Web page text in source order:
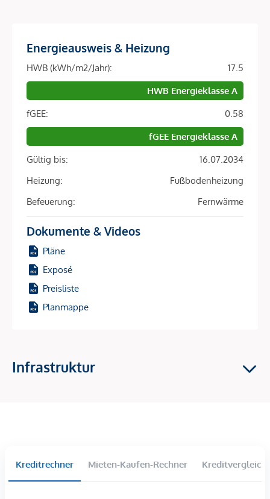
urbaner Identität und hohem Komfort.
Österreichs und hat bereits einige der prägendsten
Bauprojekte Wiens realisiert – darunter die Sanierung des
TrIIIple Tower am Donaukanal. Auch das VILLAGE IM
DRITTEN reiht sich in diese Reihe innovativer Projekte ein.
Energienetz dafür, dass die einzelnen Gebäude miteinander
verbunden sind und Energieflüsse effizient gesteuert
werden. Auch Baufeld 13 ist Teil dieses innovativen Netzes
– einer der modernsten Formen nachhaltiger
Quartiersversorgung.
Photovoltaikanlagen am Dach erzeugen erneuerbaren
kontinuierliche Frischluftzufuhr sicher.
Fernwärmeanschluss unterstützt die Versorgung in
Energieausweis & Heizung
HWB (kWh/m2/Jahr):
17.5
HWB Energieklasse A
fGEE:
0.58
fGEE Energieklasse A
Gültig bis:
16.07.2034
Heizung:
Fußbodenheizung
Befeuerung:
Fernwärme
Dokumente & Videos
Pläne
Exposé
Preisliste
Planmappe
Infrastruktur
Kreditrechner Mieten-Kaufen-Rechner Kreditvergleich